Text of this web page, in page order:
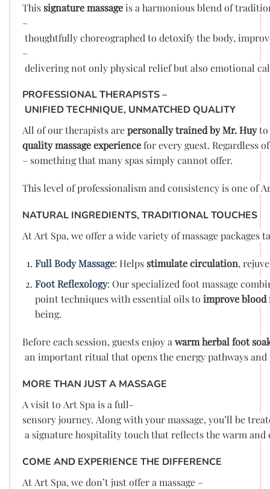
This signature massageis a harmonious blend of
–
thoughtfully choreographed to detoxify the body,
–
delivering not only physical relief but also emotional
PROFESSIONAL THERAPISTS –
UNIFIED TECHNIQUE, UNMATCHED QUALITY
All of our therapists arepersonally trained by Mr. Huyto
quality massage experiencefor every guest. Regardless
– something that many spas simply cannot offer.
This level of professionalism and consistency is one of
NATURAL INGREDIENTS, TRADITIONAL TOUCHES
At Art Spa, we offer a wide variety of massage
Full Body Massage: Helps stimulate circulation,
Foot Reflexology: Our specialized foot massage
point techniques with essential oils to improve blood
being.
Before each session, guests enjoy awarm herbal foot
an important ritual that opens the energy pathways
MORE THAN JUST A MASSAGE
A visit to Art Spa is a full-
sensory journey. Along with your massage, you’ll be
a signature hospitality touch that reflects the warm
COME AND EXPERIENCE THE DIFFERENCE
At Art Spa, we don’t just offer a massage –